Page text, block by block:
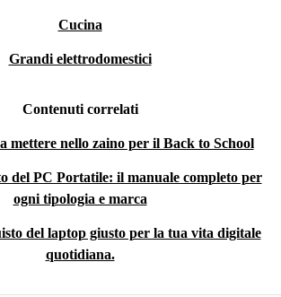
Cucina
Grandi elettrodomestici
Contenuti correlati
mettere nello zaino per il Back to School
del PC Portatile: il manuale completo per
ogni tipologia e marca
del laptop giusto per la tua vita digitale
quotidiana.